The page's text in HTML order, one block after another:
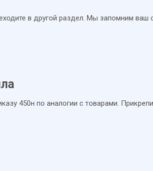
в другой раздел. Мы запомним ваш
450н по аналогии с товарами.